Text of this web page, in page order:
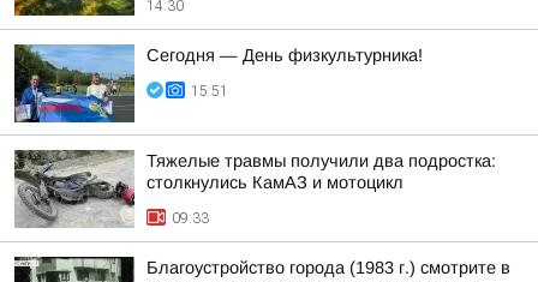
14:30
Сегодня — День физкультурника!
15:51
Тяжелые травмы получили два подростка:
столкнулись КамАЗ и мотоцикл
09:33
Благоустройство города (1983 г.) смотрите в